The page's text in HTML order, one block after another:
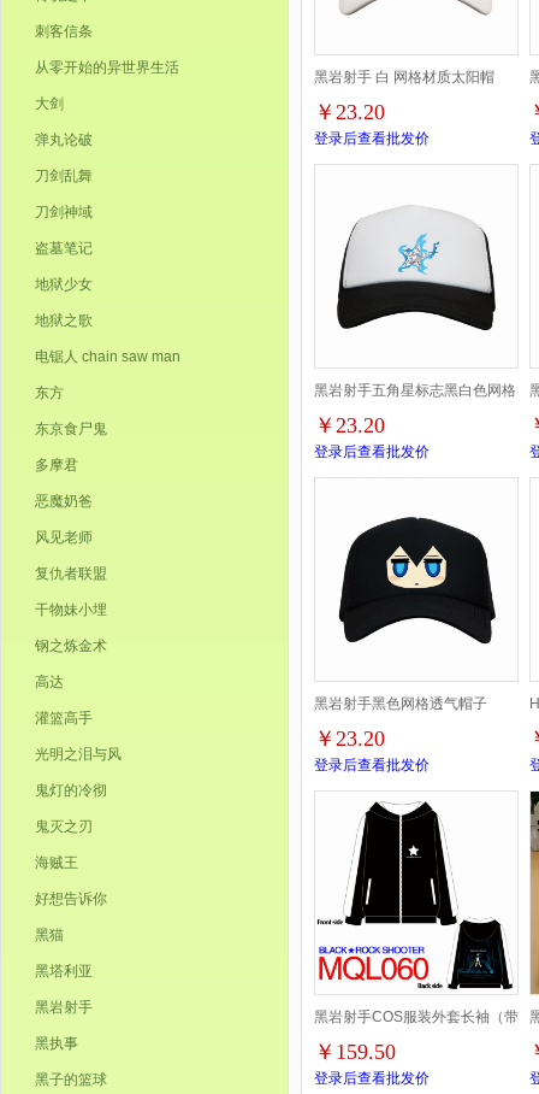
刺客信条
从零开始的异世界生活
大剑
弹丸论破
刀剑乱舞
刀剑神域
盗墓笔记
地狱少女
地狱之歌
电锯人 chain saw man
东方
东京食尸鬼
多摩君
恶魔奶爸
风见老师
复仇者联盟
干物妹小埋
钢之炼金术
高达
灌篮高手
光明之泪与风
鬼灯的冷彻
鬼灭之刃
海贼王
好想告诉你
黑猫
黑塔利亚
黑岩射手
黑执事
黑子的篮球
黑岩射手 白 网格材质太阳帽
￥23.20
登录后查看批发价
黑岩射手五角星标志黑白色网格
透气帽子
￥23.20
登录后查看批发价
黑岩射手黑色网格透气帽子
￥23.20
登录后查看批发价
黑岩射手COS服装外套长袖（带
帽子）拉链卫衣M L XL XXL
￥159.50
登录后查看批发价